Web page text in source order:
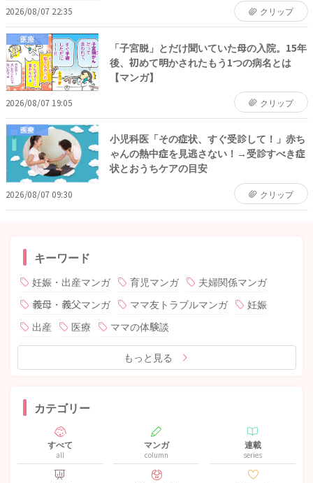
2026/08/07 22:35 クリップ
医療
「子宮脱」とだけ聞いていた母の入院。15年
後、初めて明かされたもう1つの病名とは
【マンガ】
2026/08/07 19:05 クリップ
医療
小児科医「その症状、すぐ受診して！」赤ち
ゃんの熱中症を見逃さない！→受診すべき症
状とおうちケアの目安
2026/08/07 09:30 クリップ
キーワード
妊娠・出産マンガ 育児マンガ
夫婦関係マンガ
義母・義父マンガ
ママ友トラブルマンガ
妊娠
出産
医療 ママの体験談
もっと見る
カテゴリー
すべて
all
マンガ
column
連載
series